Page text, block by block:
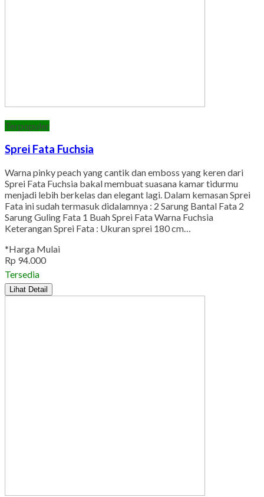
Terpopuler
Sprei Fata Fuchsia
Warna pinky peach yang cantik dan emboss yang keren dari
Sprei Fata Fuchsia bakal membuat suasana kamar tidurmu
menjadi lebih berkelas dan elegant lagi. Dalam kemasan Sprei
Fata ini sudah termasuk didalamnya : 2 Sarung Bantal Fata 2
Sarung Guling Fata 1 Buah Sprei Fata Warna Fuchsia
Keterangan Sprei Fata : Ukuran sprei 180 cm…
*Harga Mulai
Rp 94.000
Tersedia
Lihat Detail